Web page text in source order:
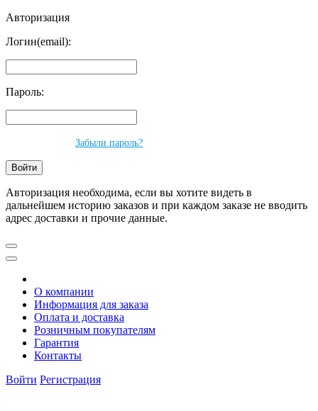
Авторизация
Логин(email):
Пароль:
Забыли пароль?
Авторизация необходима, если вы хотите видеть в
дальнейшем историю заказов и при каждом заказе не вводить
адрес доставки и прочие данные.
О компании
Информация для заказа
Оплата и доставка
Розничным покупателям
Гарантия
Контакты
Войти Регистрация